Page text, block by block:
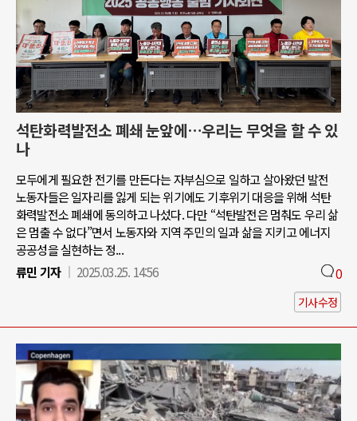
석탄화력발전소 폐쇄 눈앞에…우리는 무엇을 할 수 있
나
모두에게 필요한 전기를 만든다는 자부심으로 일하고 살아왔던 발전
노동자들은 일자리를 잃게 되는 위기에도 기후위기 대응을 위해 석탄
화력발전소 폐쇄에 동의하고 나섰다. 다만 “석탄발전은 멈춰도 우리 삶
은 멈출 수 없다”면서 노동자와 지역 주민의 일과 삶을 지키고 에너지
공공성을 실현하는 정...
류민 기자
2025.03.25. 14:56 0
기사수정